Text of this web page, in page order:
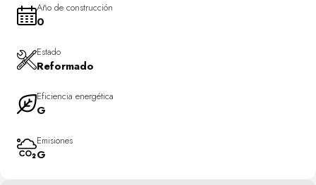
Año de construcción
0
Estado
Reformado
Eficiencia energética
G
Emisiones
G